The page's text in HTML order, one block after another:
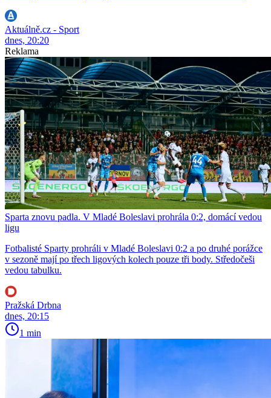
Aktuálně.cz - Sport
dnes, 20:20
Reklama
Sparta znovu padla. V Mladé Boleslavi prohrála 0:2, domácí vedou
ligu
Fotbalisté Sparty prohráli v Mladé Boleslavi 0:2 a po druhé porážce
v sezoně mají po třech ligových kolech pouze tři body. Středočeši
vedou tabulku.
Pražská Drbna
dnes, 20:15
1 min